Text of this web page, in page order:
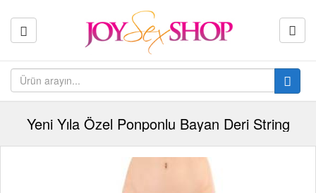
Yeni Yıla Özel Ponponlu Bayan Deri String